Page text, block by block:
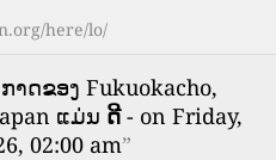
here/lo/
າດຂອງ Fukuokacho,
ແມ່ນ ດີ- on Friday,
02:00 am”